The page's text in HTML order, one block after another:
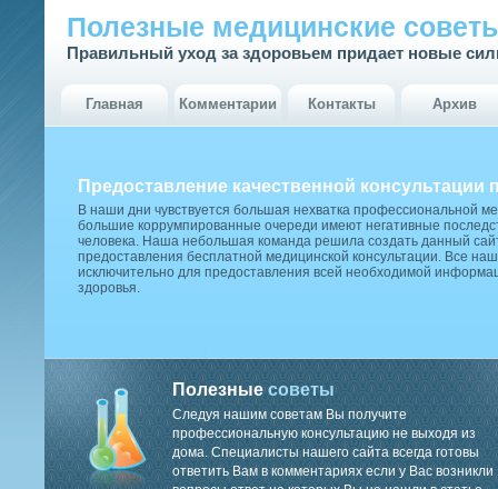
Полезные медицинские
Правильный уход за здоровьем придает новые
Главная Комментарии Контакты Архив
Предоставление качественной консультации
В наши дни чувствуется большая нехватка профессиональной
большие коррумпированные очереди имеют негативные
человека. Наша небольшая команда решила создать данный
предоставления бесплатной медицинской консультации. Все
исключительно для предоставления всей необходимой
здоровья.
Полезныесоветы
Следуя нашим советам Вы получите
профессиональную консультацию не выходя из
дома. Специалисты нашего сайта всегда готовы
ответить Вам в комментариях если у Вас возникли